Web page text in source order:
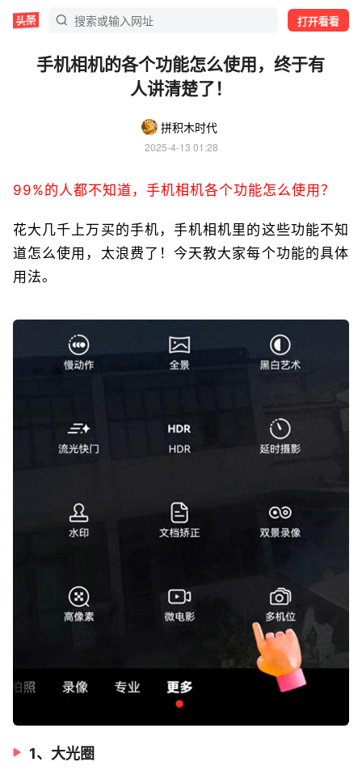
打开看看
手机相机的各个功能怎么使用，终于有
人讲清楚了！
拼积木时代
2025-4-13 01:28
99%的人都不知道，手机相机各个功能怎么使用？
花大几千上万买的手机，手机相机里的这些功能不知
道怎么使用，太浪费了！今天教大家每个功能的具体
用法。
1、大光圈